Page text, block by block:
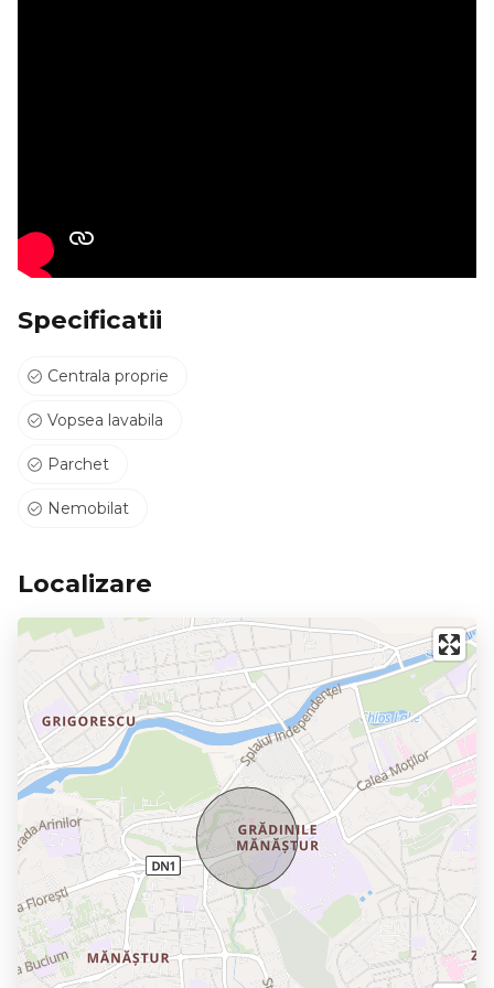
Specificatii
Centrala proprie
Vopsea lavabila
Parchet
Nemobilat
Localizare